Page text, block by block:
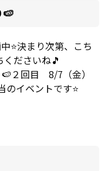
🍉
⭐決まり次第、こち
ださいね🎵
回目 8/7（金）
イベントです⭐